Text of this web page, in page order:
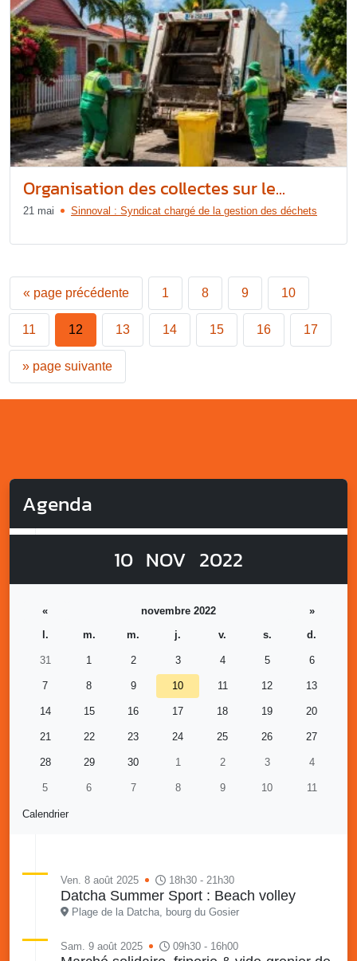
Organisation des collectes sur le...
21 mai Sinnoval : Syndicat chargé de la gestion des déchets
« page précédente 1 8 9 10
11 12 13 14 15 16 17
» page suivante
Agenda
10 NOV 2022
Calendrier
« novembre 2022
»
l.
m. m. j. v. s. d.
31 1 2 3 4 5 6
7 8 9 10 11 12 13
14 15 16 17 18 19 20
21 22 23 24 25 26 27
28 29 30 1 2 3 4
5 6 7 8 9 10 11
Ven. 8 août 2025 18h30 - 21h30
Datcha Summer Sport : Beach volley
Plage de la Datcha, bourg du Gosier
Sam. 9 août 2025 09h30 - 16h00